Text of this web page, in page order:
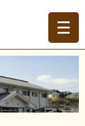
道料金・下水
場合の減免制度